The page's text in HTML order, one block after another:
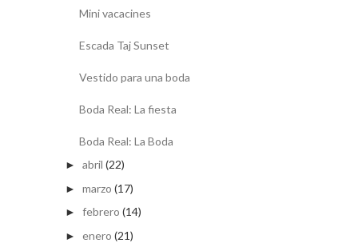
Mini vacacines
Escada Taj Sunset
Vestido para una boda
Boda Real: La fiesta
Boda Real: La Boda
► abril (22)
► marzo (17)
► febrero (14)
► enero (21)